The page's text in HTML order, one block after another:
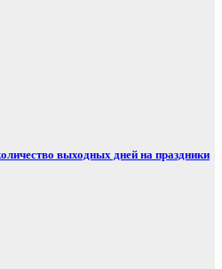
выходных дней на праздники